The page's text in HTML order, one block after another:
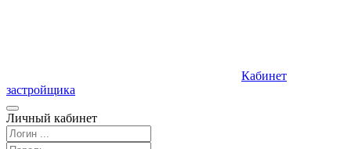
Кабинет
застройщика
Личный кабинет